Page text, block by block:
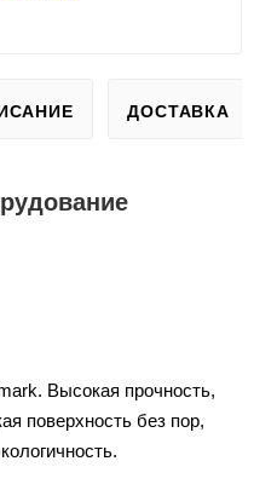
ДОСТАВКА
Высокая прочность,
поверхность без пор,